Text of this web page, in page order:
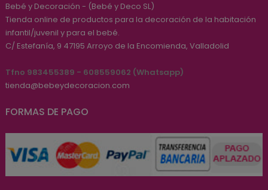
Bebé y Decoración - (Bebé y Deco SL)
Tienda online de productos para la decoración de la habitación
infantil/juvenil y para el bebé.
C/ Estefanía, 9 47195 Arroyo de la Encomienda, Valladolid
Tfno 983455389 - 608559062 (Whatsapp)
tienda@bebeydecoracion.com
FORMAS DE PAGO